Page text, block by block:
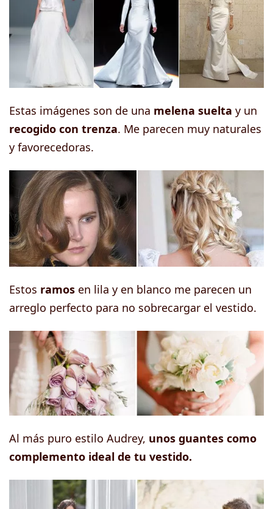
Estas imágenes son de una melena suelta y un
recogido con trenza. Me parecen muy naturales
y favorecedoras.
Estos ramos en lila y en blanco me parecen un
arreglo perfecto para no sobrecargar el vestido.
Al más puro estilo Audrey, unos guantes como
complemento ideal de tu vestido.